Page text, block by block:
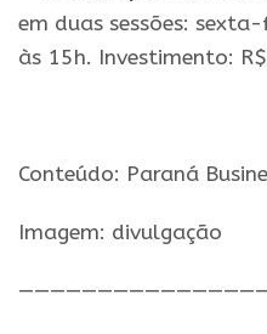
em duas sessões:
às 15h. Investimento:
Conteúdo: Paraná
Imagem: divulgação